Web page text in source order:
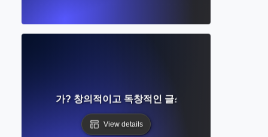
이란 무엇인가? 창의적이고 독창적인 글쓰기 주제를 개발하는
View details